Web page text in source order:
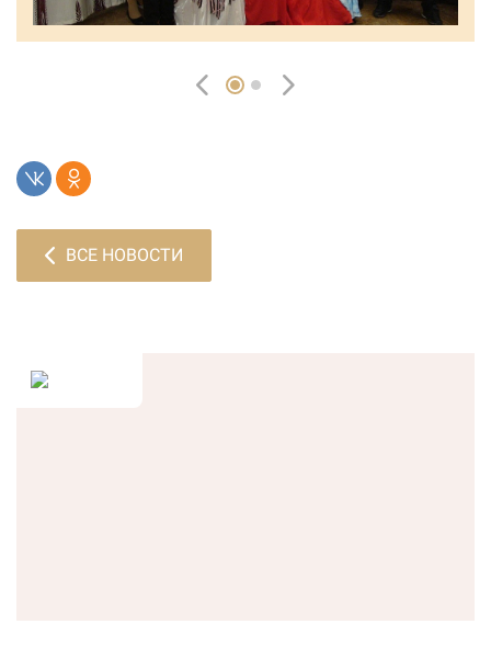
ВСЕ НОВОСТИ